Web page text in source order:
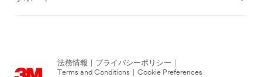
法務情報 プライバシーポリシー
Terms and Conditions
Cookie Preferences